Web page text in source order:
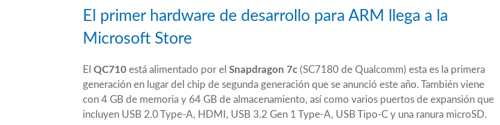
El primer hardware de desarrollo para ARM llega a la
Microsoft Store
El QC710 está alimentado por el Snapdragon 7c (SC7180 de Qualcomm) esta es la primera
generación en lugar del chip de segunda generación que se anunció este año. También viene
con 4 GB de memoria y 64 GB de almacenamiento, así como varios puertos de expansión que
incluyen USB 2.0 Type-A, HDMI, USB 3.2 Gen 1 Type-A, USB Tipo-C y una ranura microSD.